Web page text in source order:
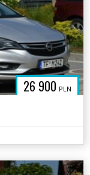
26 900 PLN